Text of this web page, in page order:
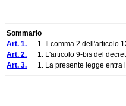
Sommario
Art. 1. 1. Il comma 2 dell'articolo
Art. 2. 1. L'articolo 9-bis del
Art. 3. 1. La presente legge entra